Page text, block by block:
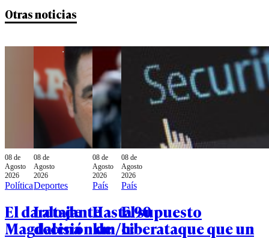
Otras noticias
08 de
Agosto
2026
Política
El dardo de
Magdalena
08 de
Agosto
2026
Deportes
La tajante
decisión de
08 de
Agosto
2026
País
Hasta 90
km/h:
08 de
Agosto
2026
País
El supuesto
ciberataque que un